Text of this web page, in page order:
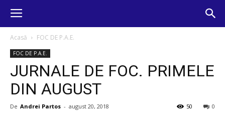
Acasă FOC DE P.A.E.
FOC DE P.A.E.
JURNALE DE FOC. PRIMELE
DIN AUGUST
De Andrei Partos - august 20, 2018 0
50